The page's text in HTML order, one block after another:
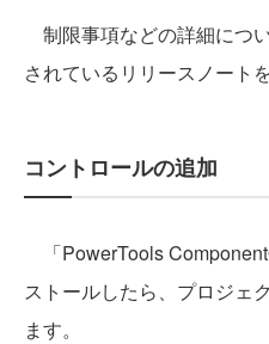
制限事項などの詳細につ
されているリリースノート
コントロールの追加
「PowerTools
ストールしたら、プロジェ
ます。